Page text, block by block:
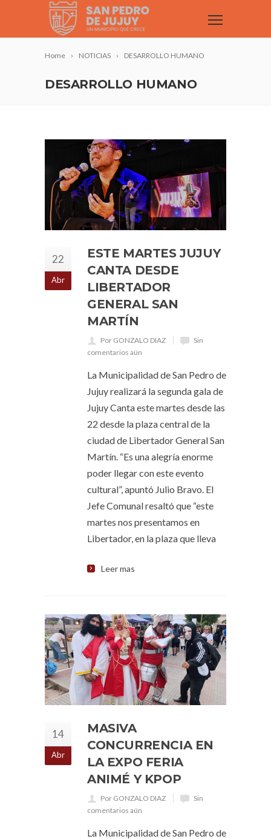
Home NOTICIAS DESARROLLO HUMANO
DESARROLLO HUMANO
22
Abr
ESTE MARTES JUJUY
CANTA DESDE
LIBERTADOR
GENERAL SAN
MARTÍN
Por GONZALO DIAZ
Sin
comentarios aún
La Municipalidad de San Pedro de
Jujuy realizará la segunda gala de
Jujuy Canta este martes desde las
22 desde la plaza central de la
ciudad de Libertador General San
Martín. “Es una alegría enorme
poder llegar con este evento
cultural”, apuntó Julio Bravo. El
Jefe Comunal resaltó que “este
martes nos presentamos en
Libertador, en la plaza que lleva
Leer mas
14
Abr
MASIVA
CONCURRENCIA EN
LA EXPO FERIA
ANIMÉ Y KPOP
Por GONZALO DIAZ
Sin
comentarios aún
La Municipalidad de San Pedro de